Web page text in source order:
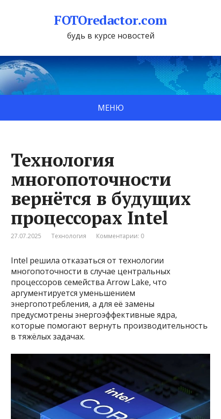
FOTOredactor.com
будь в курсе новостей
МЕНЮ
Технология
многопоточности
вернётся в будущих
процессорах Intel
27.07.2025 Технология Комментарии: 0
Intel решила отказаться от технологии
многопоточности в случае центральных
процессоров семейства Arrow Lake, что
аргументируется уменьшением
энергопотребления, а для её замены
предусмотрены энергоэффективные ядра,
которые помогают вернуть производительность
в тяжёлых задачах.